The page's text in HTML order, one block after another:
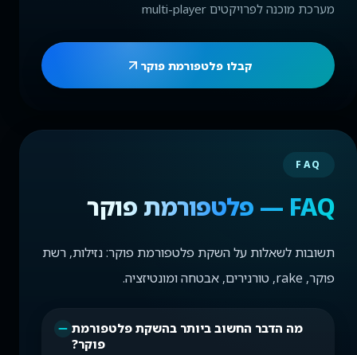
מערכת מוכנה לפרויקטים multi-player
קבלו פלטפורמת פוקר
FAQ
FAQ — פלטפורמת פוקר
תשובות לשאלות על השקת פלטפורמת פוקר: נזילות, רשת
פוקר, rake, טורנירים, אבטחה ומונטיזציה.
מה הדבר החשוב ביותר בהשקת פלטפורמת
פוקר?